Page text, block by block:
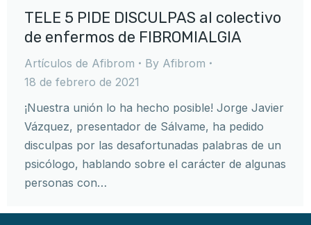
TELE 5 PIDE DISCULPAS al colectivo
de enfermos de FIBROMIALGIA
Artículos de Afibrom By Afibrom
18 de febrero de 2021
¡Nuestra unión lo ha hecho posible! Jorge Javier
Vázquez, presentador de Sálvame, ha pedido
disculpas por las desafortunadas palabras de un
psicólogo, hablando sobre el carácter de algunas
personas con…